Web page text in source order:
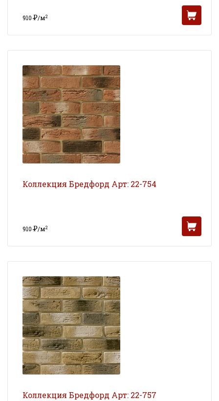
910Р/м2
Коллекция Бредфорд Арт: 22-754
910Р/м2
Коллекция Бредфорд Арт: 22-757